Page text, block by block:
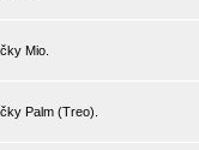
Mio.
Palm (Treo).